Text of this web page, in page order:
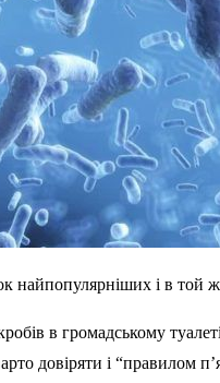
найпопулярніших і в
в громадському
довіряти і “правилом